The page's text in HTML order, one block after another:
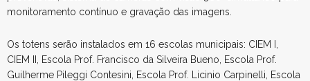
monitoramento contínuo e gravação das imagens.
Os totens serão instalados em 16 escolas municipais: CIEM I,
CIEM II, Escola Prof. Francisco da Silveira Bueno, Escola Prof.
Guilherme Pileggi Contesini, Escola Prof. Licinio Carpinelli, Escola